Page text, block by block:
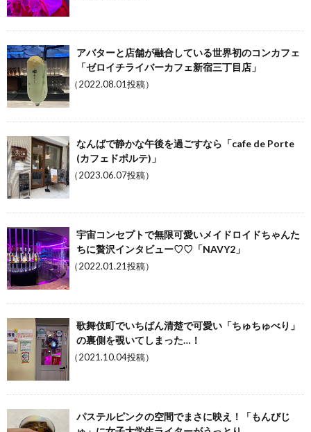
アバターと店舗が融合している世界初のコンカフェ
「ゼロイチライバーカフェ新宿三丁目店」
（2022.08.01投稿）
なんばで静かな午後を過ごすなら「cafe de Porte
(カフェドポルテ)」
（2023.06.07投稿）
宇宙コンセプトで無限可愛いメイドロイドちゃんた
ちに贅沢インタビュー♡♡「NAVY2」
（2022.01.21投稿）
歌舞伎町でいちばん清楚で可愛い「ちゅちゅべり」
の裏側を覗いてしまった…！
（2021.10.04投稿）
パステルピンクの空間でまさに映え！「もんびじ